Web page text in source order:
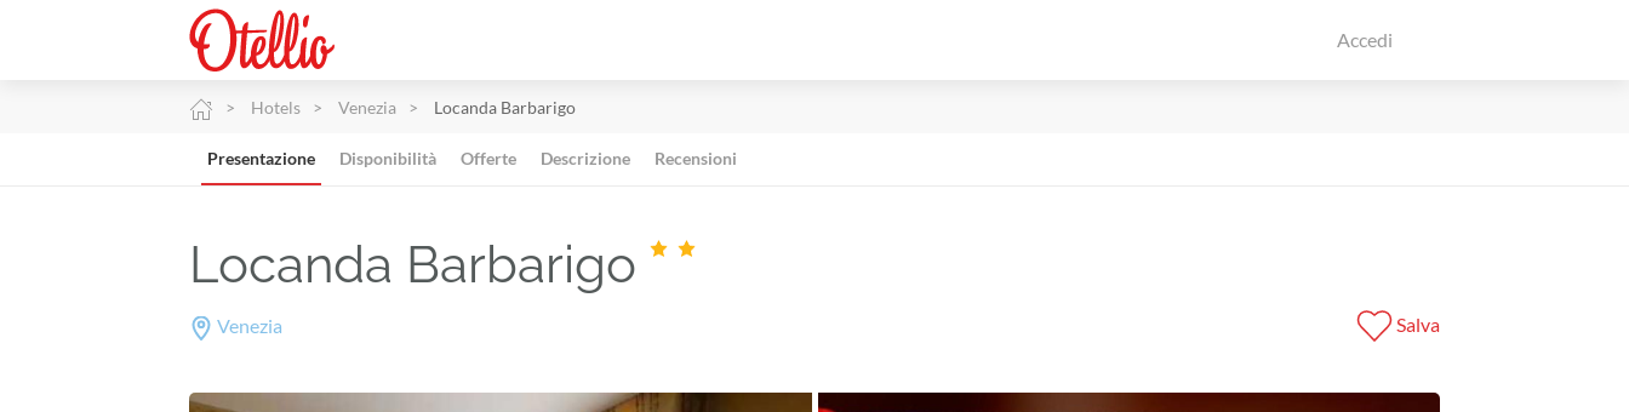
Accedi
Hotels Venezia Locanda Barbarigo
Presentazione Disponibilità Offerte Descrizione Recensioni
Locanda Barbarigo
Venezia Salva